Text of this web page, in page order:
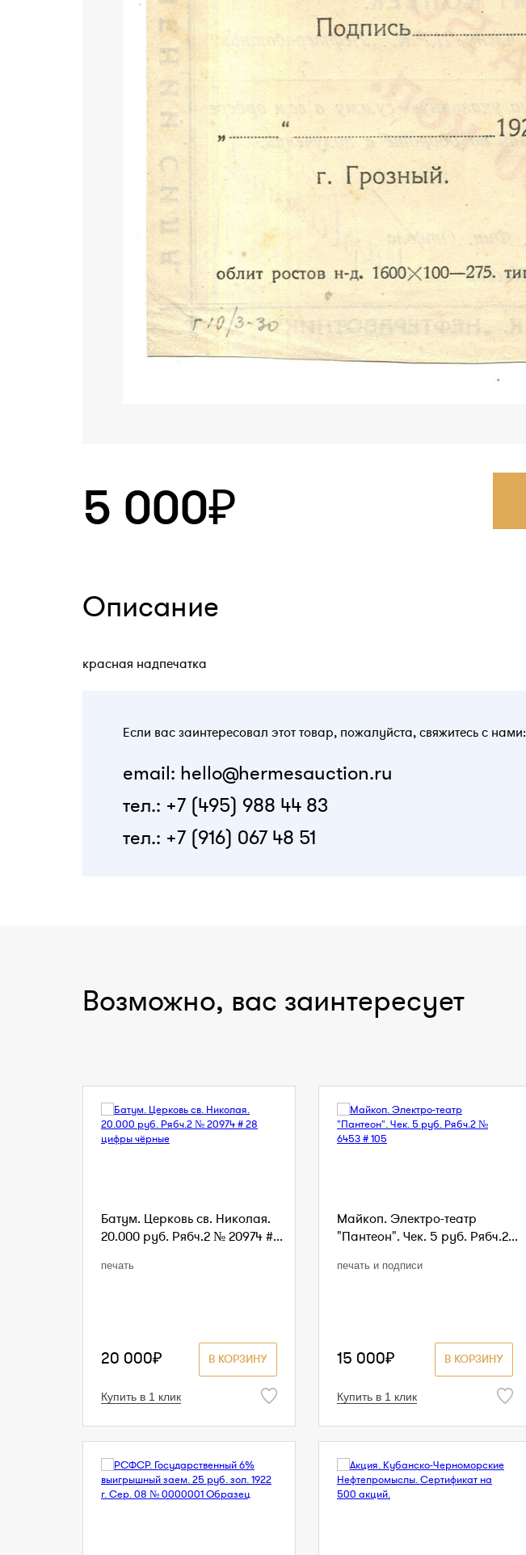
5 000₽
Описание
красная надпечатка
Если вас заинтересовал этот товар, пожалуйста, свяжитесь с нами:
email: hello@hermesauction.ru
тел.: +7 (495) 988 44 83
тел.: +7 (916) 067 48 51
Возможно, вас заинтересует
Батум. Церковь св. Николая.
20.000 руб. Рябч.2 № 20974 #...
печать
В КОРЗИНУ
20 000₽
Купить в 1 клик
Майкоп. Электро-театр
"Пантеон". Чек. 5 руб. Рябч.2...
печать и подписи
В КОРЗИНУ
15 000₽
Купить в 1 клик